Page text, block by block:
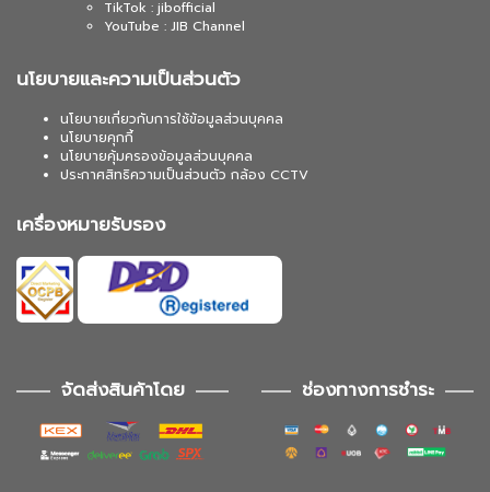
TikTok : jibofficial
YouTube : JIB Channel
นโยบายและความเป็นส่วนตัว
นโยบายเกี่ยวกับการใช้ข้อมูลส่วนบุคคล
นโยบายคุกกี้
นโยบายคุ้มครองข้อมูลส่วนบุคคล
ประกาศสิทธิความเป็นส่วนตัว กล้อง CCTV
เครื่องหมายรับรอง
จัดส่งสินค้าโดย ช่องทางการชำระ